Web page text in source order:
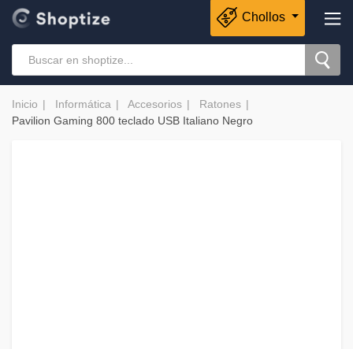
Chollos
Inicio Informática Accesorios
Ratones
Pavilion Gaming 800 teclado USB Italiano Negro